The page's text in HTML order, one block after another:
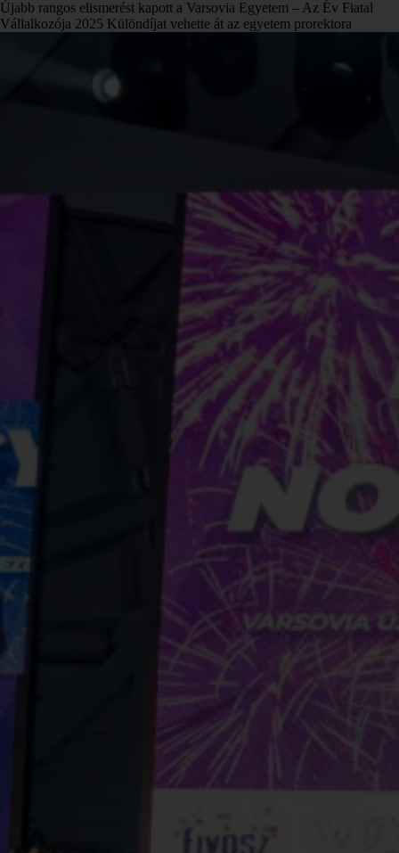
Újabb rangos elismerést kapott a Varsovia Egyetem – Az Év Fiatal
Vállalkozója 2025 Különdíjat vehette át az egyetem prorektora